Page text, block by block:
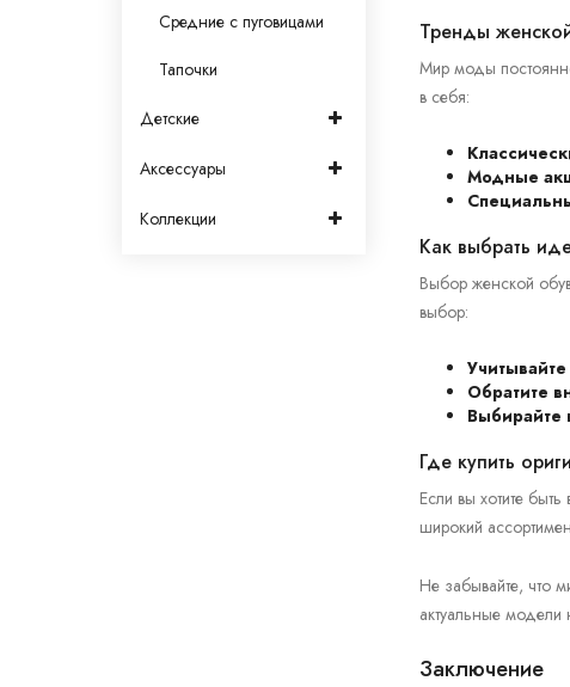
Средние с пуговицами
Тапочки
Детские
Аксессуары
Коллекции
Тренды
Мир моды
в себя:
Модные
Как выбрать
Выбор женской
выбор:
Обратите
Выбирайте
Где купить
Если вы хотите
широкий
Не забывайте, что
актуальные
Заключение